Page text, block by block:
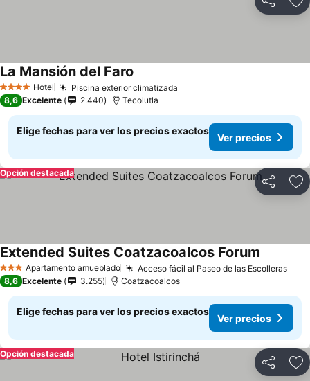
Compartir
4 EstrellasHotel Piscina exterior climatizada
La Mansión del Faro
8,6 Excelente 2.440 Tecolutla
Elige fechas para ver los precios exactos
Ver precios
Compartir
Opción destacada
3 EstrellasApartamento amueblado Acceso fácil al Paseo de las EscollerasVer
Extended Suites Coatzacoalcos Forum
8,6 Excelente 3.255 Coatzacoalcos
Elige fechas para ver los precios exactos
Ver precios
Compartir
Opción destacada